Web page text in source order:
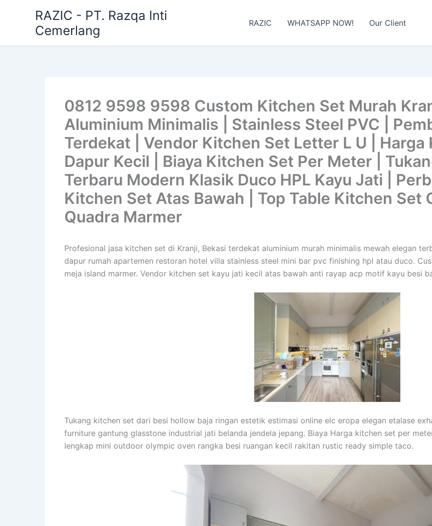
RAZIC - PT. Razqa Inti
Cemerlang
RAZIC WHATSAPP NOW! Our Client
0812 9598 9598 Custom Kitchen Set Murah
Aluminium Minimalis | Stainless Steel PVC |
Terdekat | Vendor Kitchen Set Letter L U |
Dapur Kecil | Biaya Kitchen Set Per Meter |
Terbaru Modern Klasik Duco HPL Kayu Jati |
Kitchen Set Atas Bawah | Top Table Kitchen Set
Quadra Marmer
Profesional jasa kitchen set di Kranji, Bekasi terdekat aluminium murah minimalis mewah elegan
dapur rumah apartemen restoran hotel villa stainless steel mini bar pvc finishing hpl atau duco.
meja island marmer. Vendor kitchen set kayu jati kecil atas bawah anti rayap acp motif kayu besi
Tukang kitchen set dari besi hollow baja ringan estetik estimasi online elc eropa elegan etalase
furniture gantung glasstone industrial jati belanda jendela jepang. Biaya Harga kitchen set per
lengkap mini outdoor olympic oven rangka besi ruangan kecil rakitan rustic ready simple taco.